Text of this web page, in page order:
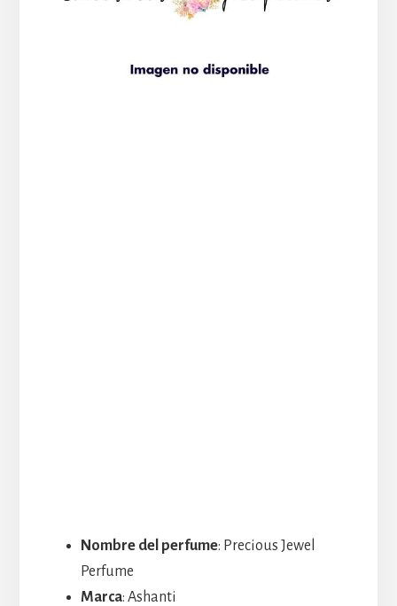
Nombre del perfume: Precious Jewel
Perfume
Marca: Ashanti